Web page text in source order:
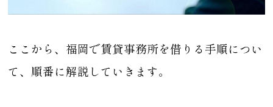
ここから、福岡で賃貸事務所を借りる手順につい
て、順番に解説していきます。